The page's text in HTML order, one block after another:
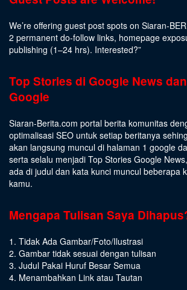
We’re offering guest post spots on Siaran-
2 permanent do-follow links, homepage
publishing (1–24 hrs). Interested?”
Top Stories di Google News
Google
Siaran-Berita.com portal berita komunitas
optimalisasi SEO untuk setiap beritanya
akan langsung muncul di halaman 1 google
serta selalu menjadi Top Stories Google
ada di judul dan kata kunci muncul beberapa
kamu.
Mengapa Tulisan Saya
1. Tidak Ada Gambar/Foto/Ilustrasi
2. Gambar tidak sesuai dengan tulisan
3. Judul Pakai Huruf Besar Semua
4. Menambahkan Link atau Tautan